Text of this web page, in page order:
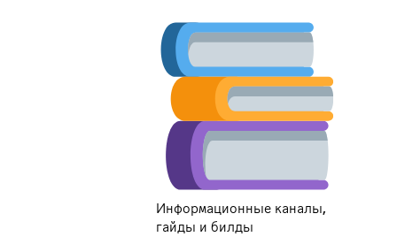
Информационные каналы,
гайды и билды